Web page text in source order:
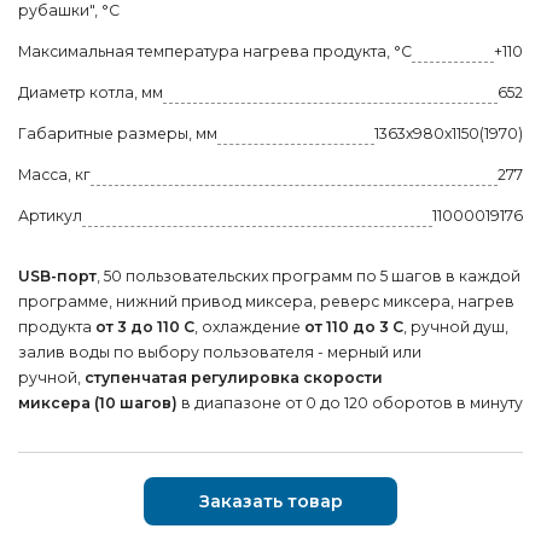
рубашки", °C
Максимальная температура нагрева продукта, °C +110
Диаметр котла, мм 652
Габаритные размеры, мм 1363х980х1150(1970)
Масса, кг 277
Артикул 11000019176
USB-порт, 50 пользовательских программ по 5 шагов в каждой
программе, нижний привод миксера, реверс миксера, нагрев
продукта от 3 до 110 С, охлаждение от 110 до 3 С, ручной душ,
залив воды по выбору пользователя - мерный или
ручной, ступенчатая регулировка скорости
миксера (10 шагов) в диапазоне от 0 до 120 оборотов в минуту
Заказать товар